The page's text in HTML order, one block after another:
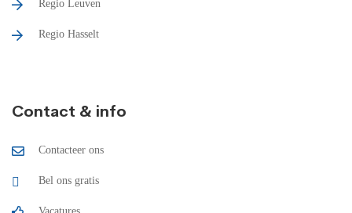
Regio Leuven
Regio Hasselt
Contact & info
Contacteer ons
Bel ons gratis